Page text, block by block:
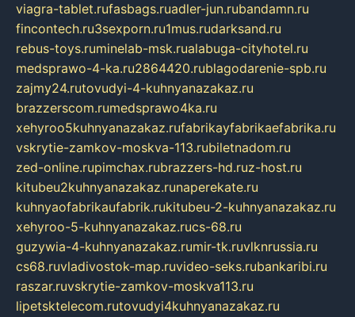
viagra-tablet.rufasbags.ruadler-jun.rubandamn.ru
fincontech.ru3sexporn.ru1mus.rudarksand.ru
rebus-toys.ruminelab-msk.rualabuga-cityhotel.ru
medsprawo-4-ka.ru2864420.rublagodarenie-spb.ru
zajmy24.rutovudyi-4-kuhnyanazakaz.ru
brazzerscom.rumedsprawo4ka.ru
xehyroo5kuhnyanazakaz.rufabrikayfabrikaefabrika.ru
vskrytie-zamkov-moskva-113.rubiletnadom.ru
zed-online.rupimchax.rubrazzers-hd.ruz-host.ru
kitubeu2kuhnyanazakaz.runaperekate.ru
kuhnyaofabrikaufabrik.rukitubeu-2-kuhnyanazakaz.ru
xehyroo-5-kuhnyanazakaz.rucs-68.ru
guzywia-4-kuhnyanazakaz.rumir-tk.ruvlknrussia.ru
cs68.ruvladivostok-map.ruvideo-seks.rubankaribi.ru
raszar.ruvskrytie-zamkov-moskva113.ru
lipetsktelecom.rutovudyi4kuhnyanazakaz.ru